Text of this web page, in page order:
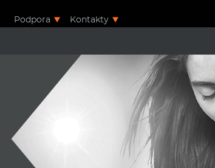
Podpora Kontakty